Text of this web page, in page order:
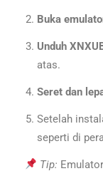
Buka
Unduh
atas.
Seret dan
Setelah
seperti di
Tip: